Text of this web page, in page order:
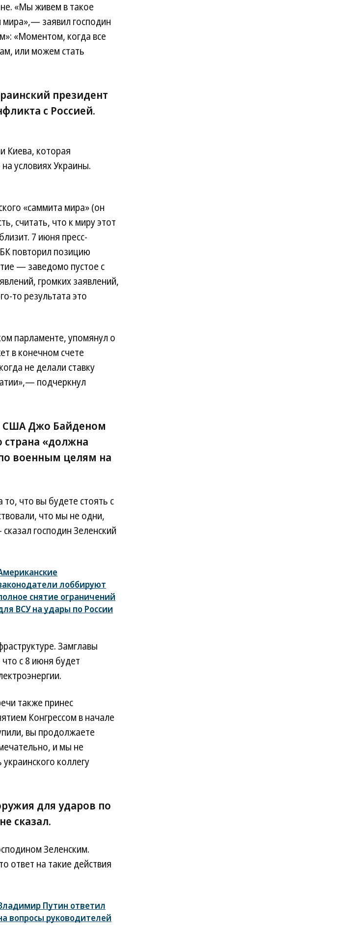
«Мы живем в такое
мира»,— заявил господин
«Моментом, когда все
или можем стать
президент
с Россией.
Киева, которая
условиях Украины.
«саммита мира» (он
считать, что к миру этот
7 июня пресс-
повторил позицию
— заведомо пустое с
громких заявлений,
то результата это
парламенте, упомянул о
в конечном счете
не делали ставку
подчеркнул
США Джо Байденом
страна «должна
военным целям на
что вы будете стоять с
что мы не одни,
господин Зеленский
лоббируют
снятие ограничений
ВСУ на удары по России
Замглавы
с 8 июня будет
также принес
Конгрессом в начале
вы продолжаете
и мы не
коллегу
для ударов по
сказал.
Зеленским.
ответ на такие действия
Путин ответил
вопросы руководителей